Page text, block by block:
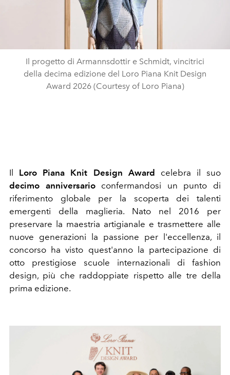
Il progetto di Armannsdottir e Schmidt, vincitrici
della decima edizione del Loro Piana Knit Design
Award 2026 (Courtesy of Loro Piana)
Il Loro Piana Knit Design Award
celebra il suo
decimo anniversario confermandosi un punto di
riferimento globale per la scoperta dei talenti
emergenti della maglieria. Nato nel 2016 per
preservare la maestria artigianale e trasmettere alle
nuove generazioni la passione per l'eccellenza, il
concorso ha visto quest'anno la partecipazione di
otto prestigiose scuole internazionali di fashion
design, più che raddoppiate rispetto alle tre della
prima edizione.